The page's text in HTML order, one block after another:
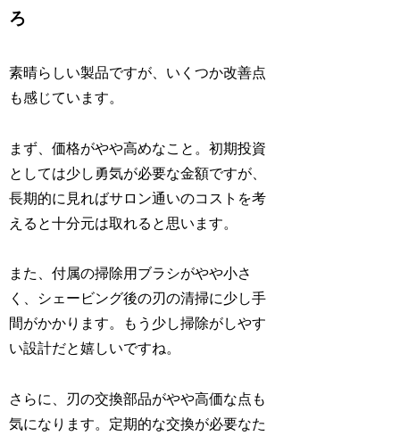
ろ
素晴らしい製品ですが、いくつか改善点
も感じています。
まず、価格がやや高めなこと。初期投資
としては少し勇気が必要な金額ですが、
長期的に見ればサロン通いのコストを考
えると十分元は取れると思います。
また、付属の掃除用ブラシがやや小さ
く、シェービング後の刃の清掃に少し手
間がかかります。もう少し掃除がしやす
い設計だと嬉しいですね。
さらに、刃の交換部品がやや高価な点も
気になります。定期的な交換が必要なた